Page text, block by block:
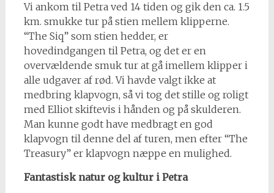
Vi ankom til Petra ved 14 tiden og gik den ca. 1.5
km. smukke tur på stien mellem klipperne.
“The Siq” som stien hedder, er
hovedindgangen til Petra, og det er en
overvældende smuk tur at gå imellem klipper i
alle udgaver af rød. Vi havde valgt ikke at
medbring klapvogn, så vi tog det stille og roligt
med Elliot skiftevis i hånden og på skulderen.
Man kunne godt have medbragt en god
klapvogn til denne del af turen, men efter “The
Treasury” er klapvogn næppe en mulighed.
Fantastisk natur og kultur i Petra